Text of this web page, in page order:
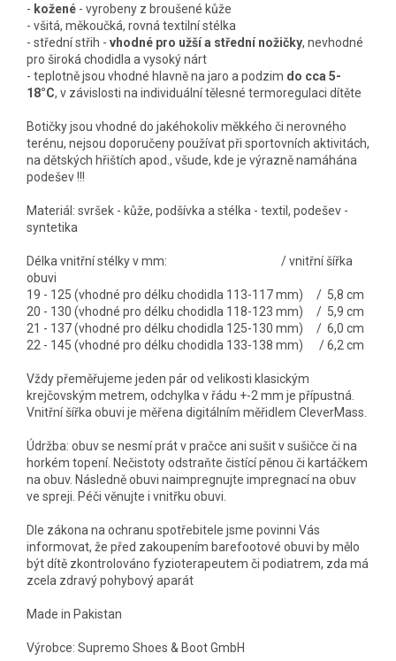
- kožené - vyrobeny z broušené kůže
- všitá, měkoučká, rovná textilní stélka
- střední střih - vhodné pro užší a střední nožičky, nevhodné
pro široká chodidla a vysoký nárt
- teplotně jsou vhodné hlavně na jaro a podzim do cca 5-
18°C, v závislosti na individuální tělesné termoregulaci dítěte
Botičky jsou vhodné do jakéhokoliv měkkého či nerovného
terénu, nejsou doporučeny používat při sportovních aktivitách,
na dětských hřištích apod., všude, kde je výrazně namáhána
podešev !!!
Materiál: svršek - kůže, podšívka a stélka - textil, podešev -
syntetika
Délka vnitřní stélky v mm: / vnitřní šířka
obuvi
19 - 125 (vhodné pro délku chodidla 113-117 mm) / 5,8 cm
20 - 130 (vhodné pro délku chodidla 118-123 mm) / 5,9 cm
21 - 137 (vhodné pro délku chodidla 125-130 mm) / 6,0 cm
22 - 145 (vhodné pro délku chodidla 133-138 mm) / 6,2 cm
Vždy přeměřujeme jeden pár od velikosti klasickým
krejčovským metrem, odchylka v řádu +-2 mm je přípustná.
Vnitřní šířka obuvi je měřena digitálním měřidlem CleverMass.
Údržba: obuv se nesmí prát v pračce ani sušit v sušičce či na
horkém topení. Nečistoty odstraňte čistící pěnou či kartáčkem
na obuv. Následně obuvi naimpregnujte impregnací na obuv
ve spreji. Péči věnujte i vnitřku obuvi.
Dle zákona na ochranu spotřebitele jsme povinni Vás
informovat, že před zakoupením barefootové obuvi by mělo
být dítě zkontrolováno fyzioterapeutem či podiatrem, zda má
zcela zdravý pohybový aparát
Made in Pakistan
Výrobce: Supremo Shoes & Boot GmbH